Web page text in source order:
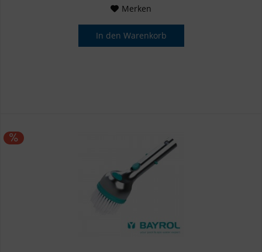
Merken
In den Warenkorb